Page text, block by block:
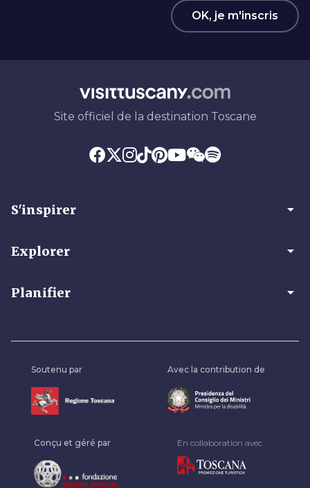
OK, je m'inscris
Site officiel de la destination Toscane
S'inspirer arrow_drop_down
Explorer arrow_drop_down
Planifier arrow_drop_down
Soutenu par Avec la contribution de
Conçu et géré par En collaboration avec